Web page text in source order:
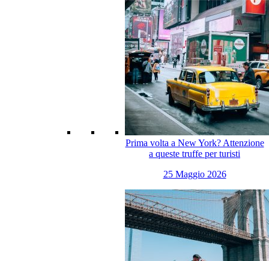
Prima volta a New York? Attenzione
a queste truffe per turisti
25 Maggio 2026